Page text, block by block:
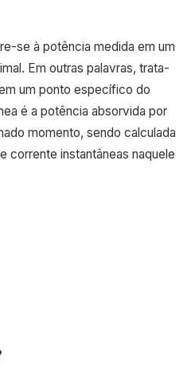
se à potência medida em um
Em outras palavras, trata-
um ponto específico do
é a potência absorvida por
momento, sendo calculada
corrente instantâneas naquele